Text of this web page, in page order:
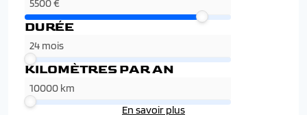
DURÉE
KILOMÈTRES PAR AN
En savoir plus